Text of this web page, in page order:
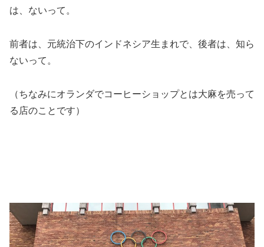
は、ないって。
前者は、元統治下のインドネシア生まれで、後者は、知ら
ないって。
（ちなみにオランダでコーヒーショップとは大麻を売って
る店のことです）